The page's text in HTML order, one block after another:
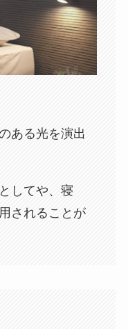
ある光を演出
してや、寝
されることが